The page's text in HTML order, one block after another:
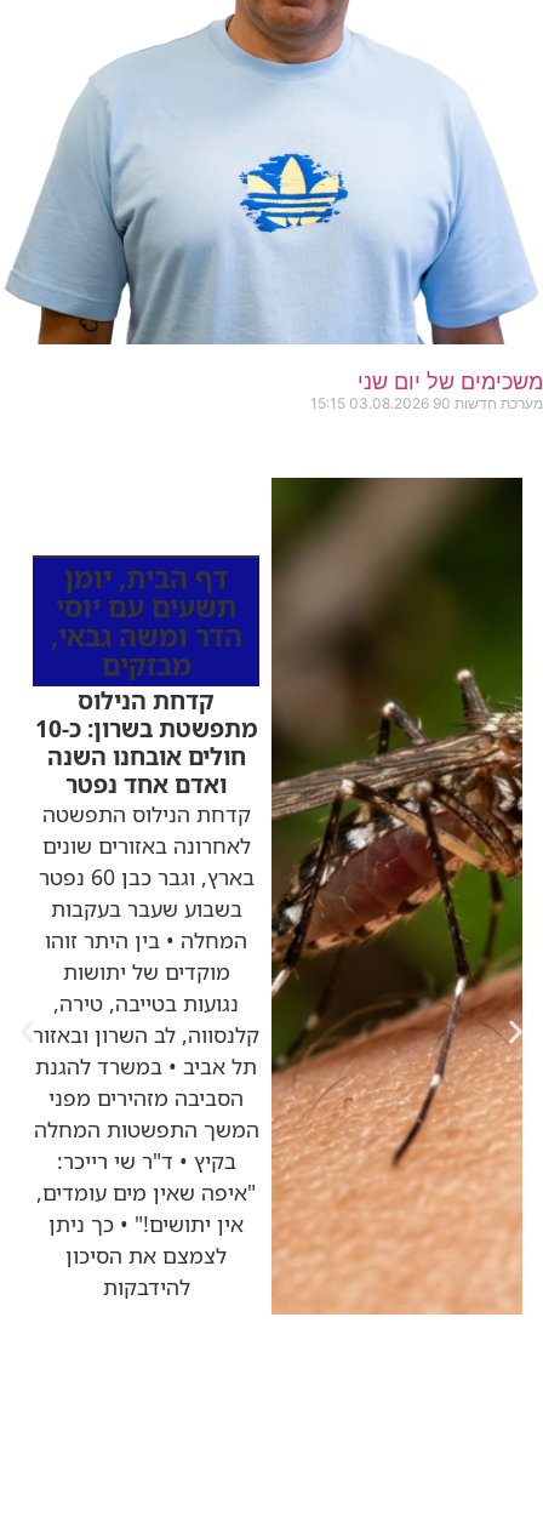
משכימים של יום שני
מערכת חדשות 90 03.08.2026
15:15
דף הבית, יומן
תשעים עם יוסי
הדר ומשה גבאי,
מבזקים
קדחת הנילוס
מתפשטת בשרון: כ-10
חולים אובחנו השנה
ואדם אחד נפטר
קדחת הנילוס התפשטה
לאחרונה באזורים שונים
בארץ, וגבר כבן 60 נפטר
בשבוע שעבר בעקבות
המחלה • בין היתר זוהו
מוקדים של יתושות
נגועות בטייבה, טירה,
קלנסווה, לב השרון ובאזור
תל אביב • במשרד להגנת
הסביבה מזהירים מפני
המשך התפשטות המחלה
בקיץ • ד"ר שי רייכר:
"איפה שאין מים עומדים,
אין יתושים!" • כך ניתן
לצמצם את הסיכון
להידבקות